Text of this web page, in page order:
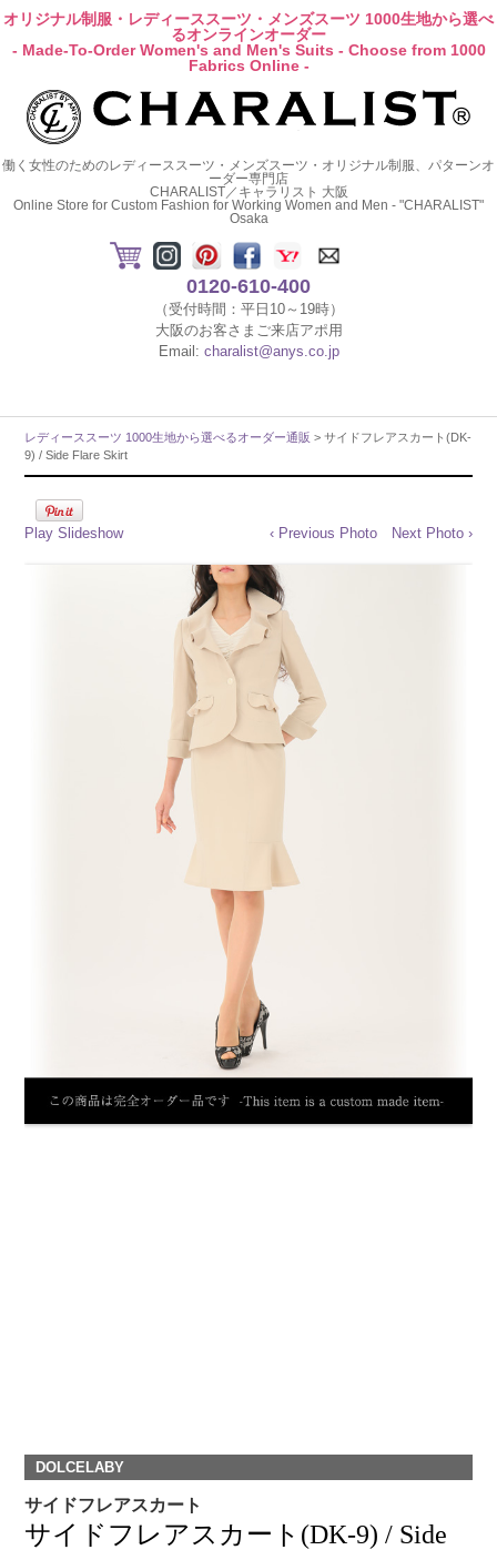
オリジナル制服・レディーススーツ・メンズスーツ 1000生地から選べ
るオンラインオーダー
- Made-To-Order Women's and Men's Suits - Choose from 1000
Fabrics Online -
働く女性のためのレディーススーツ・メンズスーツ・オリジナル制服、パターンオ
ーダー専門店
CHARALIST／キャラリスト 大阪
Online Store for Custom Fashion for Working Women and Men - "CHARALIST"
Osaka
0120-610-400
（受付時間：平日10～19時）
大阪のお客さまご来店アポ用
Email: charalist@anys.co.jp
レディーススーツ 1000生地から選べるオーダー通販 > サイドフレアスカート(DK-
9) / Side Flare Skirt
Play Slideshow ‹ Previous Photo Next Photo ›
DOLCELABY
サイドフレアスカート
サイドフレアスカート(DK-9) / Side